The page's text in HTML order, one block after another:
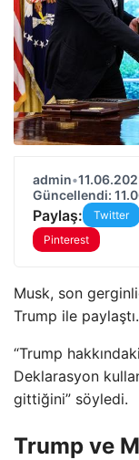
admin•
Güncellendi:
Paylaş: Twitter
Pinterest
Musk, son
Trump ile paylaştı.
“Trump
Deklarasyon
gittiğini” söyledi.
Trump ve